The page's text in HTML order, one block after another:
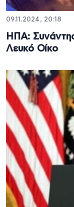
09.11.2024, 20:18
ΗΠΑ:
Λευκό Οίκο